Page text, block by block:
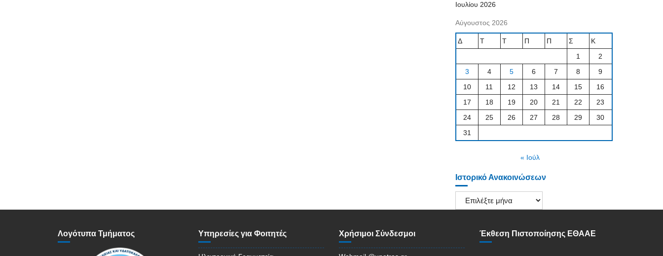
Ιουλίου 2026
Αύγουστος 2026
Δ Τ Τ Π Π Σ
Κ
1
2
3
4 5 6 7 8
9
10
11 12 13 14 15
16
17
18 19 20 21 22
23
24
25 26 27 28 29
30
31
« Ιούλ
Ιστορικό Ανακοινώσεων
Ιστορικό
Ανακοινώσεων
Λογότυπα Τμήματος Υπηρεσίες για Φοιτητές Χρήσιμοι Σύνδεσμοι Έκθεση Πιστοποίησης ΕΘΑΑΕ